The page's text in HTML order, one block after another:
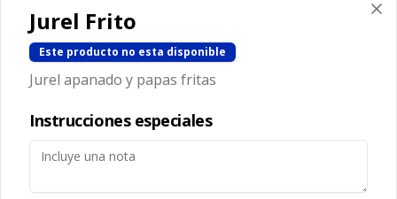
Redes sociales
Instagram
Facebook
Mi cuenta
Jurel Frito
Este producto no esta disponible
Jurel apanado y papas fritas
Instrucciones especiales